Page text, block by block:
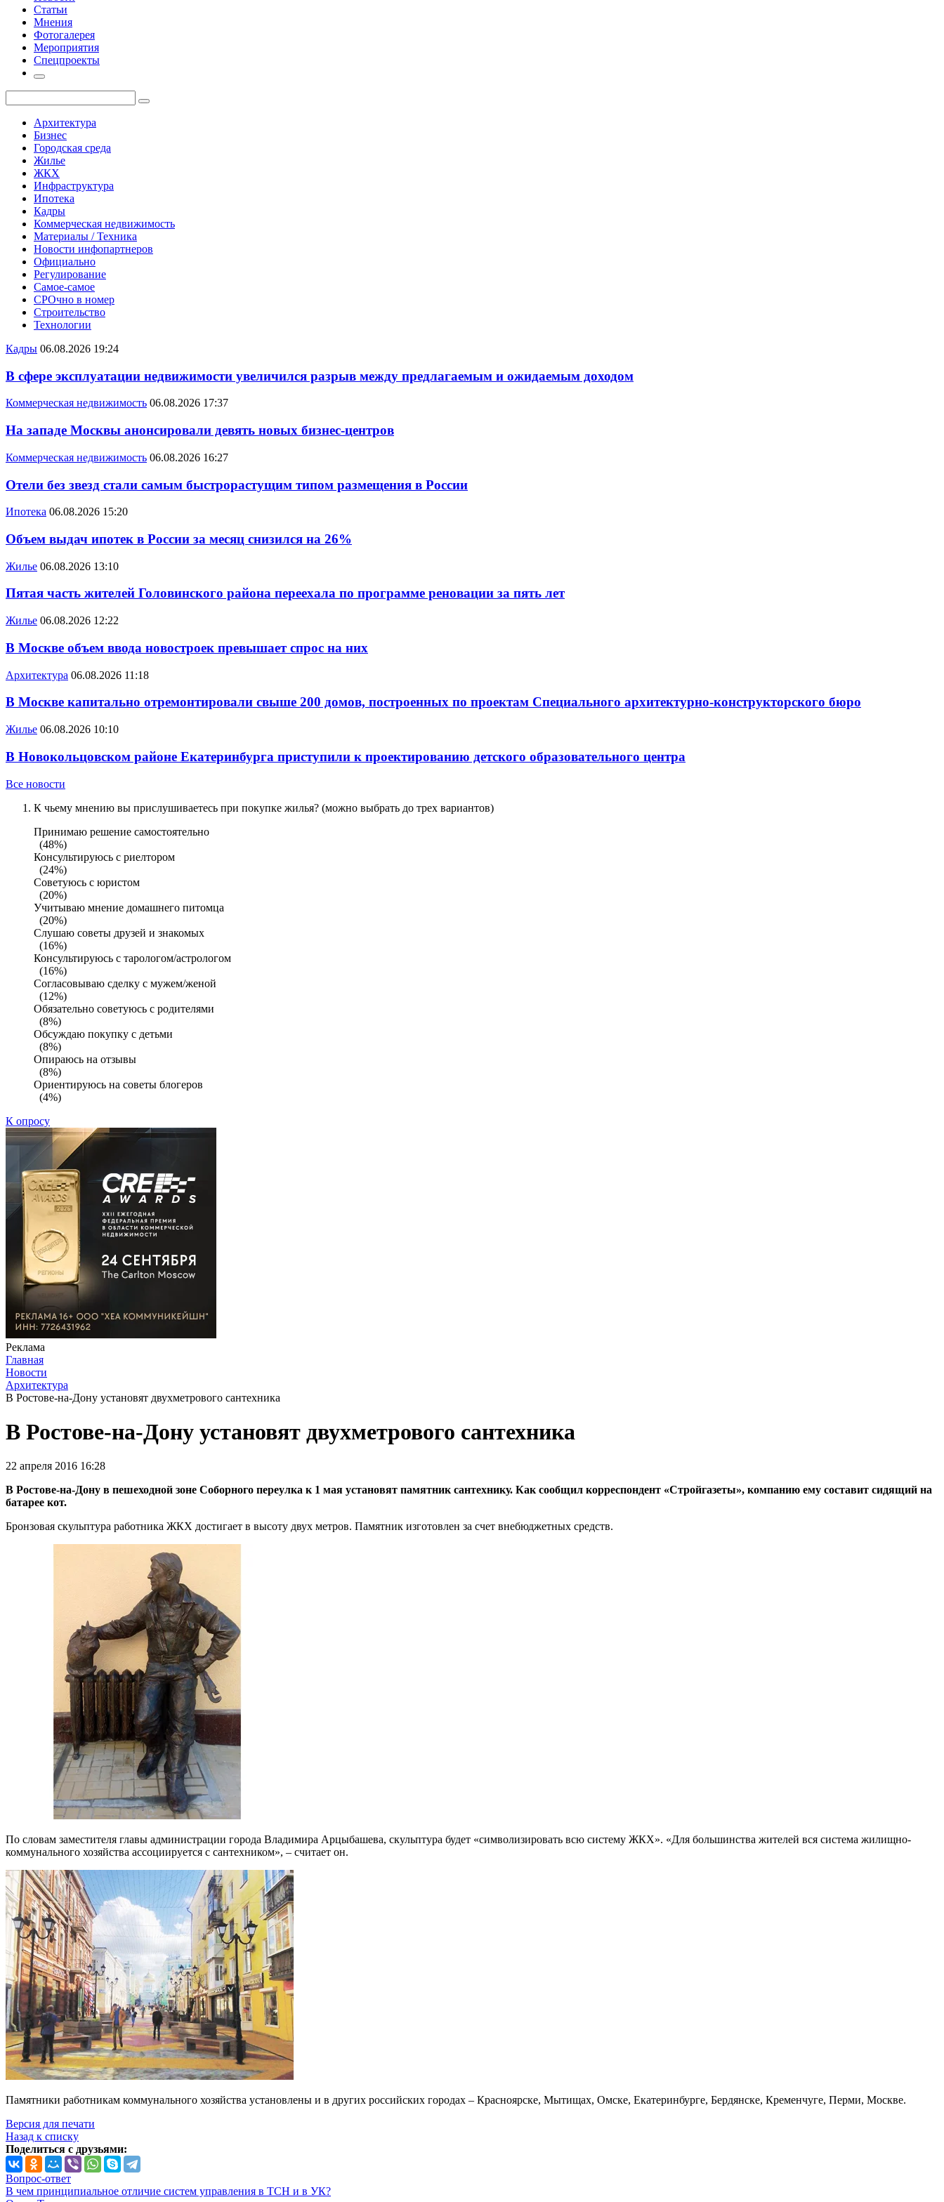
Статьи
Мнения
Фотогалерея
Мероприятия
Спецпроекты
Архитектура
Бизнес
Городская среда
Жилье
ЖКХ
Инфраструктура
Ипотека
Кадры
Коммерческая недвижимость
Материалы / Техника
Новости инфопартнеров
Официально
Регулирование
Самое-самое
СРОчно в номер
Строительство
Технологии
Кадры 06.08.2026 19:24
В сфере эксплуатации недвижимости увеличился разрыв между предлагаемым и ожидаемым доходом
Коммерческая недвижимость 06.08.2026 17:37
На западе Москвы анонсировали девять новых бизнес-центров
Коммерческая недвижимость 06.08.2026 16:27
Отели без звезд стали самым быстрорастущим типом размещения в России
Ипотека 06.08.2026 15:20
Объем выдач ипотек в России за месяц снизился на 26%
Жилье 06.08.2026 13:10
Пятая часть жителей Головинского района переехала по программе реновации за пять лет
Жилье 06.08.2026 12:22
В Москве объем ввода новостроек превышает спрос на них
Архитектура 06.08.2026 11:18
В Москве капитально отремонтировали свыше 200 домов, построенных по проектам Специального архитектурно-конструкторского бюро
Жилье 06.08.2026 10:10
В Новокольцовском районе Екатеринбурга приступили к проектированию детского образовательного центра
Все новости
К чьему мнению вы прислушиваетесь при покупке жилья? (можно выбрать до трех вариантов)
Принимаю решение самостоятельно
(48%)
Консультируюсь с риелтором
(24%)
Советуюсь с юристом
(20%)
Учитываю мнение домашнего питомца
(20%)
Слушаю советы друзей и знакомых
(16%)
Консультируюсь с тарологом/астрологом
(16%)
Согласовываю сделку с мужем/женой
(12%)
Обязательно советуюсь с родителями
(8%)
Обсуждаю покупку с детьми
(8%)
Опираюсь на отзывы
(8%)
Ориентируюсь на советы блогеров
(4%)
К опросу
Реклама
Главная
Новости
Архитектура
В Ростове-на-Дону установят двухметрового сантехника
В Ростове-на-Дону установят двухметрового сантехника
22 апреля 2016 16:28
В Ростове-на-Дону в пешеходной зоне Соборного переулка к 1 мая установят памятник сантехнику. Как сообщил корреспондент «Стройгазеты», компанию ему составит сидящий на
батарее кот.
Бронзовая скульптура работника ЖКХ достигает в высоту двух метров. Памятник изготовлен за счет внебюджетных средств.
По словам заместителя главы администрации города Владимира Арцыбашева, скульптура будет «символизировать всю систему ЖКХ». «Для большинства жителей вся система жилищно-
коммунального хозяйства ассоциируется с сантехником», – считает он.
Памятники работникам коммунального хозяйства установлены и в других российских городах – Красноярске, Мытищах, Омске, Екатеринбурге, Бердянске, Кременчуге, Перми, Москве.
Версия для печати
Назад к списку
Поделиться с друзьями:
Вопрос-ответ
В чем принципиальное отличие систем управления в ТСН и в УК?